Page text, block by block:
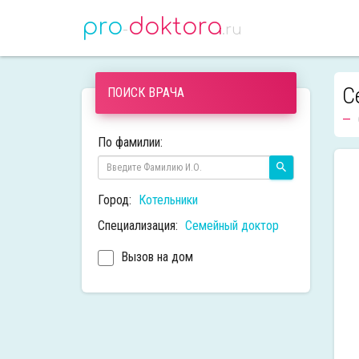
pro-doktora.ru
ПОИСК ВРАЧА
По фамилии:
Город: Котельники
Специализация: Семейный доктор
Вызов на дом